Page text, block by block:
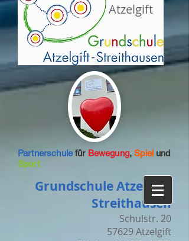
Atzelgift
Partnerschulefür Bewegung,Spiel und
Sport
Grundschule Atzelgift-
Streithausen
Schulstr. 20
57629 Atzelgift